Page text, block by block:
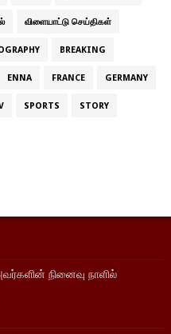
விளையாட்டு செய்திகள்
BREAKING
ENNA FRANCE GERMANY
SPORTS STORY
நினைவு நாளில்